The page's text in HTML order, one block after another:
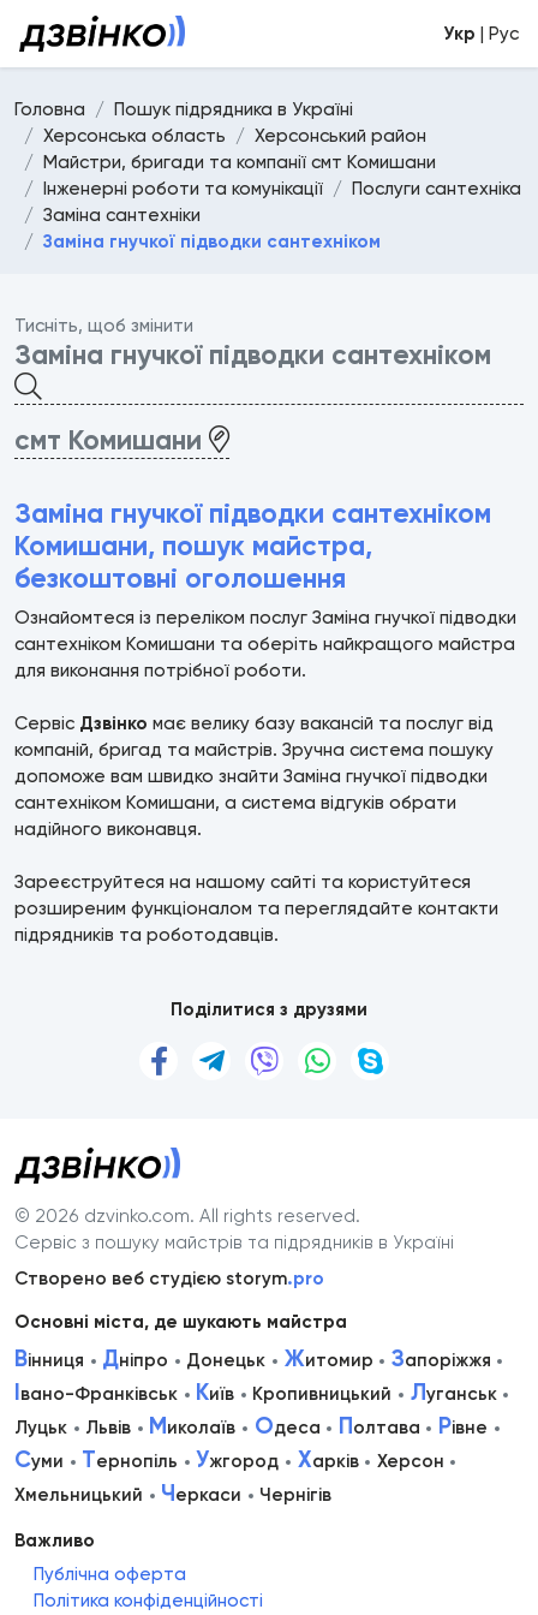
Укр | Рус
Головна
Пошук підрядника в Україні
Херсонська область
Херсонський район
Майстри, бригади та компанії смт Комишани
Інженерні роботи та комунікації
Послуги сантехніка
Заміна сантехніки
Заміна гнучкої підводки сантехніком
Тисніть, щоб змінити
Заміна гнучкої підводки сантехніком
смт Комишани
Заміна гнучкої підводки сантехніком
Комишани, пошук майстра,
безкоштовні оголошення
Ознайомтеся із переліком послуг Заміна гнучкої підводки
сантехніком Комишани та оберіть найкращого майстра
для виконання потрібної роботи.
Сервіс Дзвінко має велику базу вакансій та послуг від
компаній, бригад та майстрів. Зручна система пошуку
допоможе вам швидко знайти Заміна гнучкої підводки
сантехніком Комишани, а система відгуків обрати
надійного виконавця.
Зареєструйтеся на нашому сайті та користуйтеся
розширеним функціоналом та переглядайте контакти
підрядників та роботодавців.
Поділитися з друзями
© 2026 dzvinko.com. All rights reserved.
Сервіс з пошуку майстрів та підрядників в Україні
Створено веб студією storym.pro
Основні міста, де шукають майстра
Вінниця Дніпро Донецьк Житомир Запоріжжя
Івано-Франківськ Київ Кропивницький Луганськ
Луцьк
Львів Миколаїв Одеса Полтава Рівне
Суми Тернопіль Ужгород Харків
Херсон
Хмельницький
Черкаси Чернігів
Важливо
Публічна оферта
Політика конфіденційності